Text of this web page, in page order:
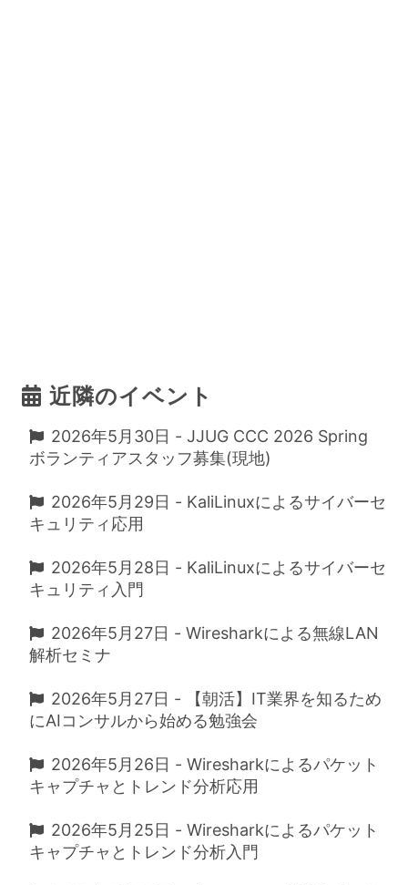
近隣のイベント
2026年5月30日 - JJUG CCC 2026 Spring
ボランティアスタッフ募集(現地)
2026年5月29日 - KaliLinuxによるサイバーセ
キュリティ応用
2026年5月28日 - KaliLinuxによるサイバーセ
キュリティ入門
2026年5月27日 - Wiresharkによる無線LAN
解析セミナ
2026年5月27日 - 【朝活】IT業界を知るため
にAIコンサルから始める勉強会
2026年5月26日 - Wiresharkによるパケット
キャプチャとトレンド分析応用
2026年5月25日 - Wiresharkによるパケット
キャプチャとトレンド分析入門